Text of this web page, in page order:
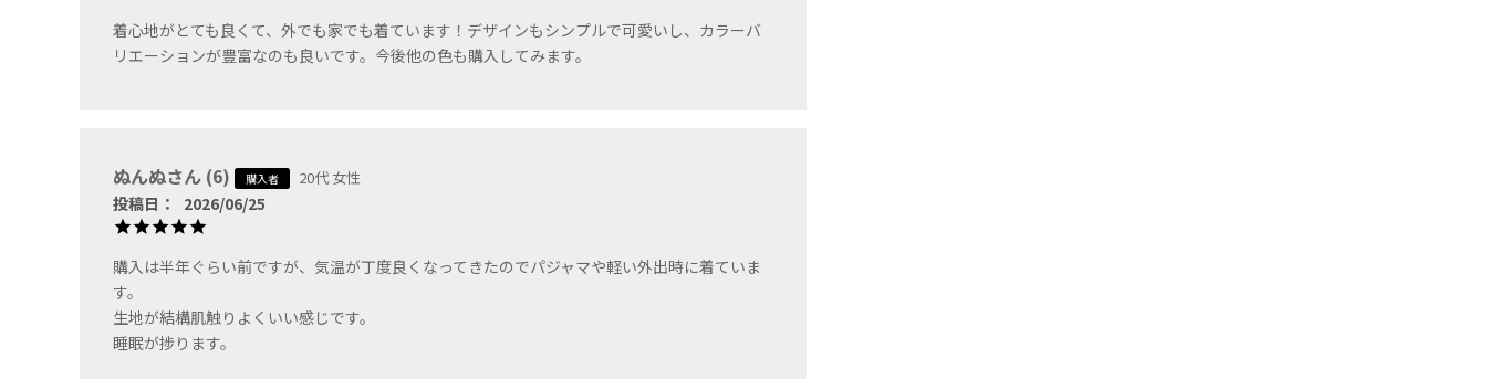
着心地がとても良くて、外でも家でも着ています！デザインもシンプルで可愛いし、カラーバ
リエーションが豊富なのも良いです。今後他の色も購入してみます。
ぬんぬ 6 購入者 20代 女性
投稿日 2026/06/25
購入は半年ぐらい前ですが、気温が丁度良くなってきたのでパジャマや軽い外出時に着ていま
す。
生地が結構肌触りよくいい感じです。
睡眠が捗ります。